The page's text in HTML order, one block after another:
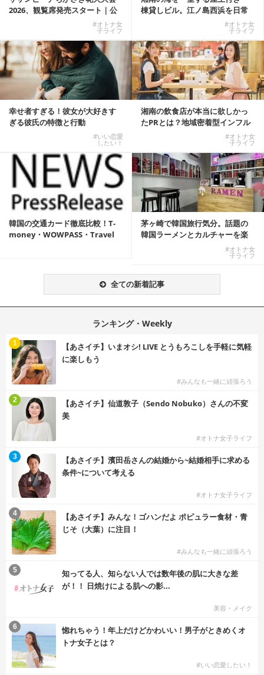
2026、観覧席発売スタート｜公
#オトナ女
子ライフ
棟貸しビル。江ノ島西浜を日常
#オトナ女
子ライフ
幸せ者すぎる！彼女が大好きす
ぎる彼氏の特徴と行動
#いい恋愛
したい！
湘南の飲食店が本当に欲しかっ
たPRとは？地域密着型インフル
#オトナ女
子ライフ
韓国の交通カード徹底比較！T-
money・WOWPASS・Travel
茅ヶ崎で韓国旅行気分。話題の
韓国ラーメンとカルチャーを楽
#オトナ女
子ライフ
全ての新着記事
ランキング・Weekly
【あさイチ】いまオシ! LIVE とうもろこしを手軽に気軽
に楽しもう
#みんなも一緒に頑張ろう
1
【あさイチ】仙道敦子（Sendo Nobuko）さんの不変
美
#オトナ女子ライフ
2
【あさイチ】濱田岳さんの結婚から~結婚相手に求める
条件~について考える
#オトナ女子ライフ
3
【あさイチ】みんな！ゴハンだよ ポピュラー食材・青
じそ（大葉）に注目！
#みんなも一緒に頑張ろう
4
知ってる人、知らない人では数年後の肌に大きな差
が！！ 日焼けによる肌への影...
美容・メイク
5
惚れちゃう！年上だけどかわいい！男子がときめくオ
トナ女子とは？
#いい恋愛したい！
6